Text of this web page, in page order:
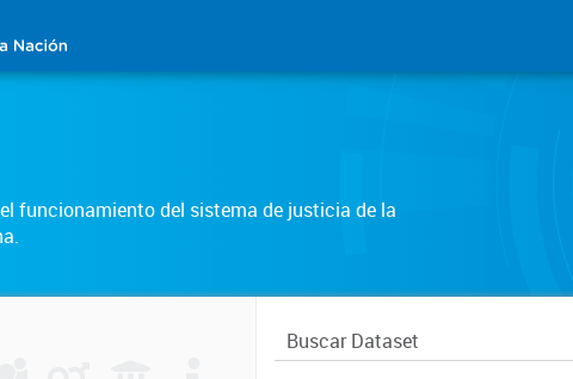
funcionamiento del sistema de justicia de la